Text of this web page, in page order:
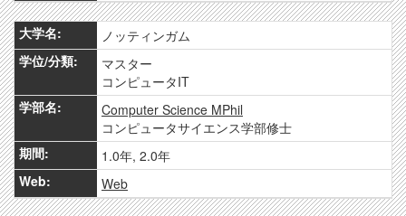
ノッティンガム
マスター
コンピュータIT
Computer Science MPhil
コンピュータサイエンス学部修士
1.0年, 2.0年
Web